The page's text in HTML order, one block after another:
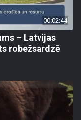
00:02:44
– Latvijas
robežsardzē